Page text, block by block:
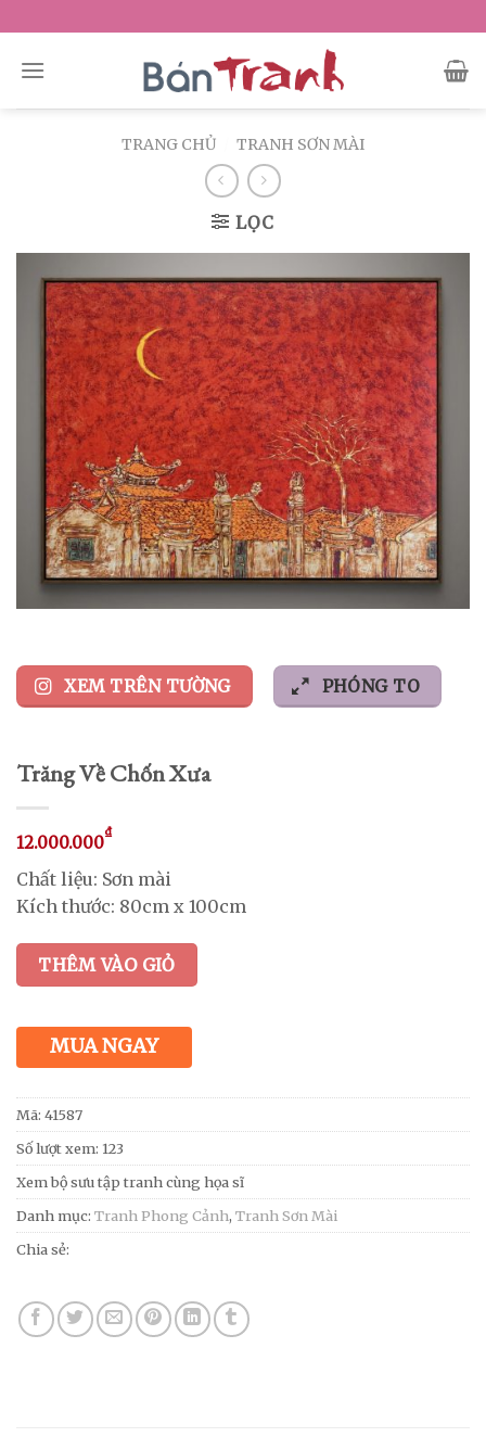
to
content
TRANG CHỦ TRANH SƠN MÀI
LỌC
XEM TRÊN TƯỜNG PHÓNG TO
Trăng Về Chốn Xưa
12.000.000₫
Chất liệu: Sơn mài
Kích thước: 80cm x 100cm
THÊM VÀO GIỎ
MUA NGAY
Mã: 41587
Số lượt xem: 123
Xem bộ sưu tập tranh cùng họa sĩ
Danh mục: Tranh Phong Cảnh, Tranh Sơn Mài
Chia sẻ: